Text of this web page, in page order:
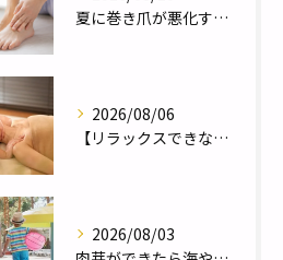
夏に巻き爪が悪化するのはなぜ？汗・蒸れと足元環境の関係／巻き爪補正24栃木フットケアセンター宇都宮店
2026/08/06
【リラックスできない人へ】体が休まらない本当の理由とは？／自律神経調整サロンHararie〜はらりえ〜
2026/08/03